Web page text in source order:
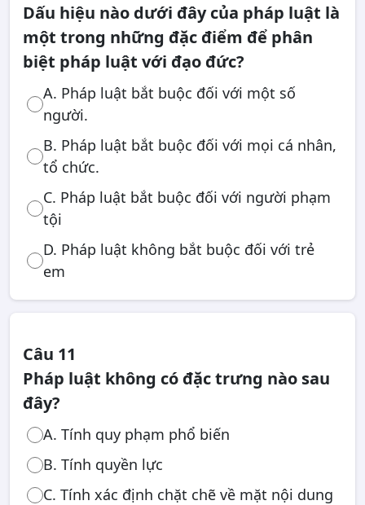
Dấu hiệu nào dưới đây của pháp luật là
một trong những đặc điểm để phân
biệt pháp luật với đạo đức?
A. Pháp luật bắt buộc đối với một số
người.
B. Pháp luật bắt buộc đối với mọi cá nhân,
tổ chức.
C. Pháp luật bắt buộc đối với người phạm
tội
D. Pháp luật không bắt buộc đối với trẻ
em
Câu 11
Pháp luật không có đặc trưng nào sau
đây?
A. Tính quy phạm phổ biến
B. Tính quyền lực
C. Tính xác định chặt chẽ về mặt nội dung